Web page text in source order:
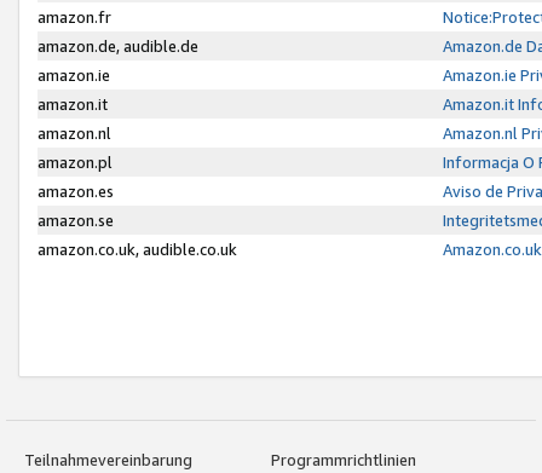
amazon.fr
amazon.de, audible.de
Amazon.de
amazon.ie
Amazon.ie
amazon.it
Amazon.it
amazon.nl
Amazon.nl
amazon.pl
Informacja O
amazon.es
Aviso de
amazon.se
amazon.co.uk, audible.co.uk
Teilnahmevereinbarung
Programmrichtlinien